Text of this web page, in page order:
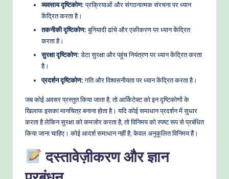
व्यवसाय दृष्टिकोण:प्रक्रियाओं और संगठनात्मक संरचना पर ध्यान
केंद्रित करता है।
तकनीकी दृष्टिकोण:बुनियादी ढांचे और एकीकरण पर ध्यान केंद्रित
करता है।
सुरक्षा दृष्टिकोण:डेटा सुरक्षा और पहुंच नियंत्रण पर ध्यान केंद्रित करता
है।
प्रदर्शन दृष्टिकोण:गति और विश्वसनीयता पर ध्यान केंद्रित करता है।
जब कोई अवसर प्रस्तुत किया जाता है, तो आर्किटेक्ट को इन दृष्टिकोणों के
खिलाफ इसका मानचित्र बनाना होता है। यदि कोई समाधान प्रदर्शन में सुधार
करता है लेकिन सुरक्षा को कमजोर करता है, तो विनिमय को स्पष्ट रूप से प्रबंधित
किया जाना चाहिए। कोई आदर्श समाधान नहीं है, केवल अनुकूलित विनिमय हैं।
दस्तावेज़ीकरण और ज्ञान